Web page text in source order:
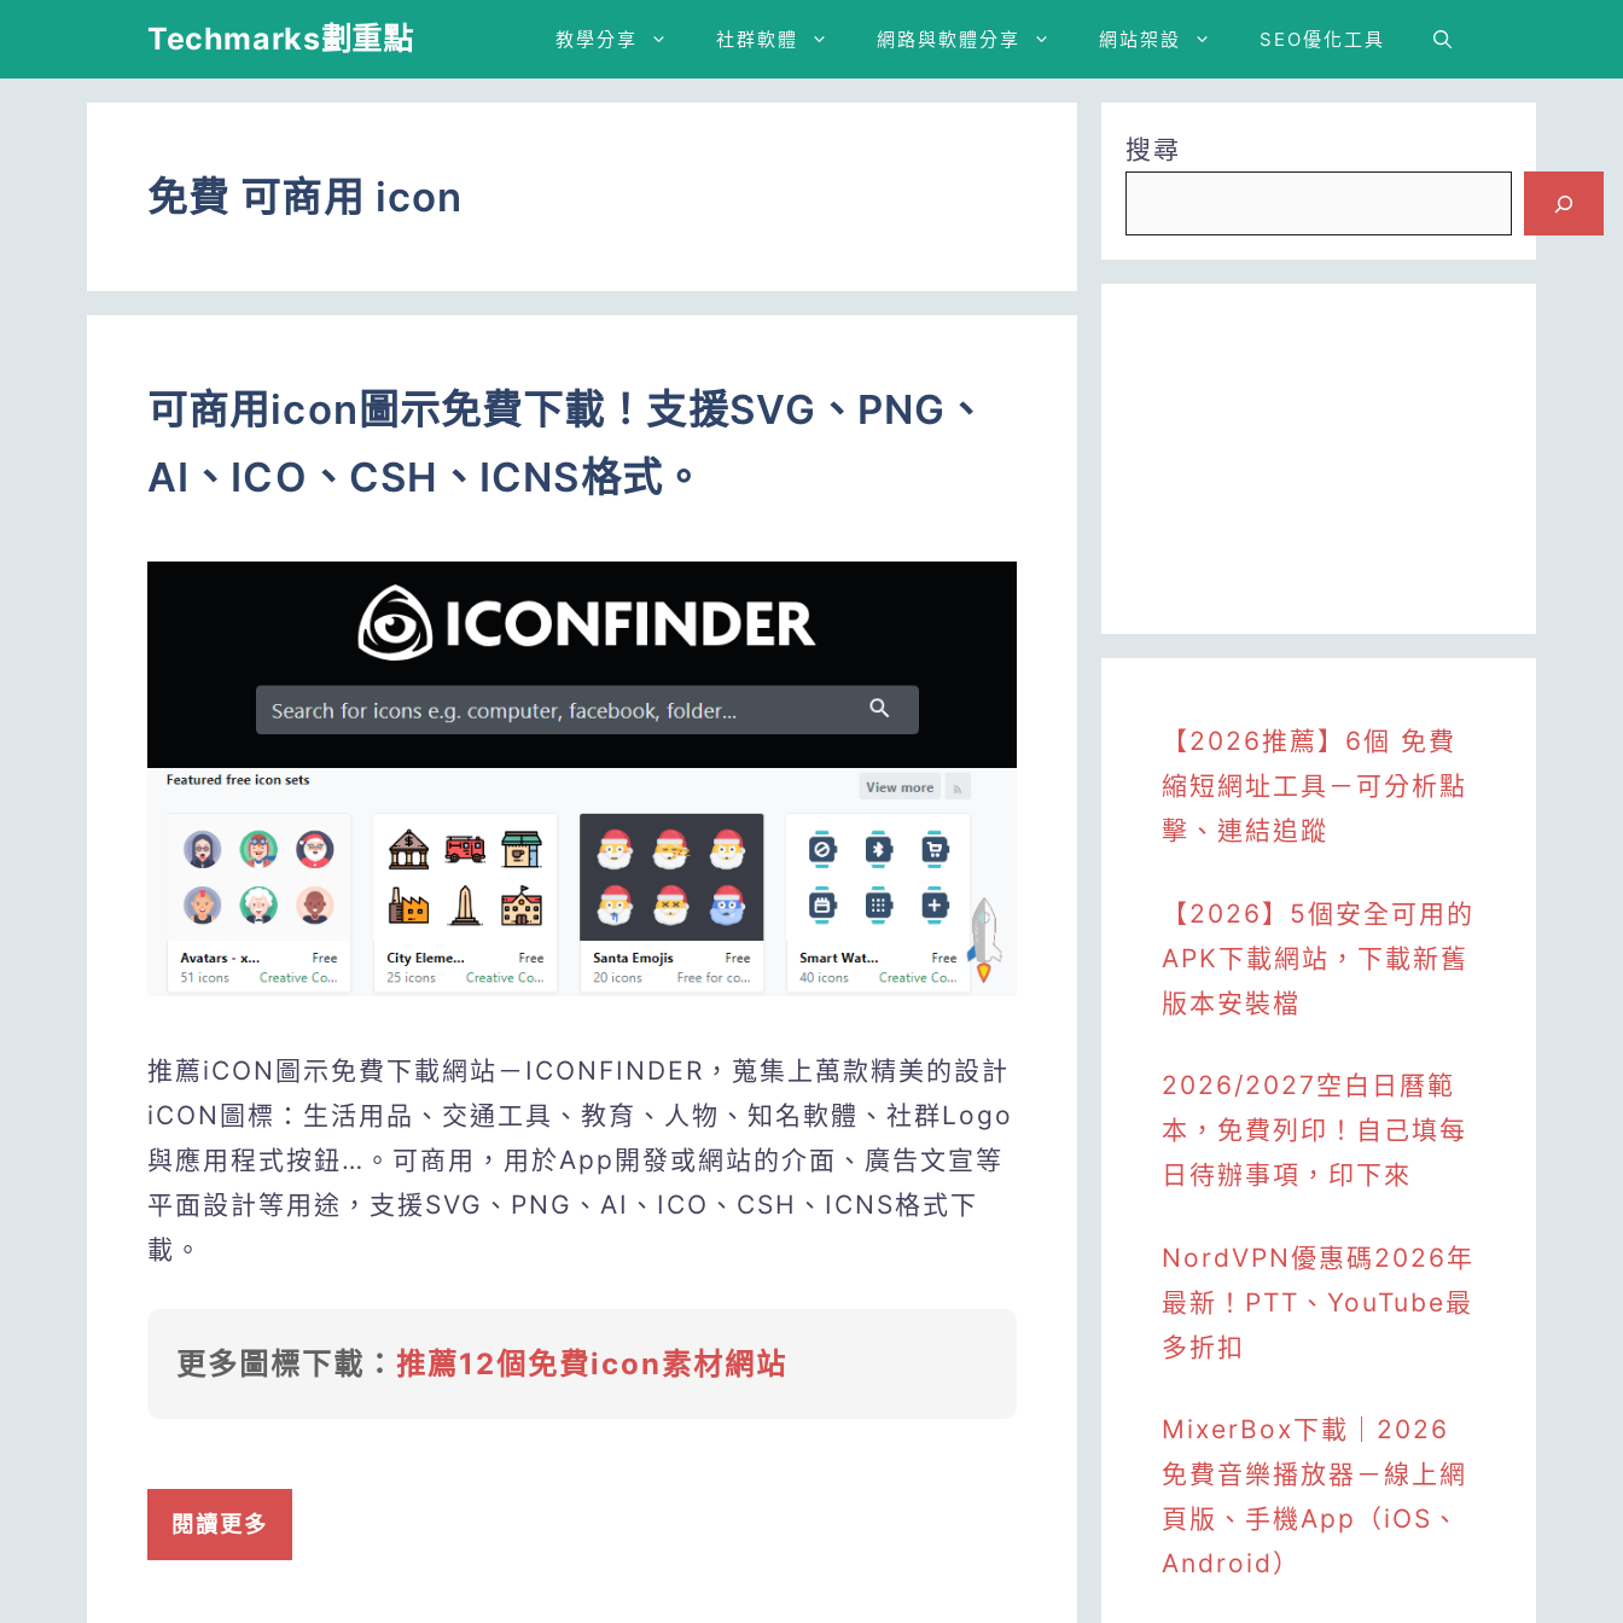
Techmarks劃重點 教學分享 社群軟體 網路與軟體分享 網站架設 SEO優化工具
免費 可商用 icon
可商用icon圖示免費下載！支援SVG、PNG、
AI、ICO、CSH、ICNS格式。
推薦iCON圖示免費下載網站－ICONFINDER，蒐集上萬款精美的設計
iCON圖標：生活用品、交通工具、教育、人物、知名軟體、社群Logo
與應用程式按鈕…。可商用，用於App開發或網站的介面、廣告文宣等
平面設計等用途，支援SVG、PNG、AI、ICO、CSH、ICNS格式下
載。
更多圖標下載： 推薦12個免費icon素材網站
閱讀更多
搜尋
【2026推薦】6個 免費
縮短網址工具－可分析點
擊、連結追蹤
【2026】5個安全可用的
APK下載網站，下載新舊
版本安裝檔
2026/2027空白日曆範
本，免費列印！自己填每
日待辦事項，印下來
NordVPN優惠碼2026年
最新！PTT、YouTube最
多折扣
MixerBox下載｜2026
免費音樂播放器－線上網
頁版、手機App（iOS、
Android）